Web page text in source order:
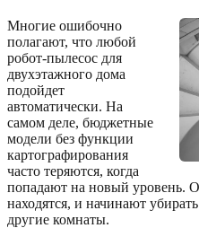
Многие ошибочно
полагают, что любой
робот-пылесос для
двухэтажного дома
подойдет
автоматически. На
самом деле, бюджетные
модели без функции
картографирования
часто теряются, когда
попадают на новый уровень.
находятся, и начинают
другие комнаты.